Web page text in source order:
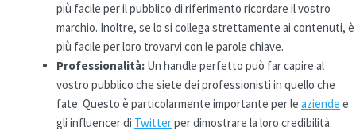
più facile per il pubblico di riferimento ricordare il vostro
marchio. Inoltre, se lo si collega strettamente ai contenuti, è
più facile per loro trovarvi con le parole chiave.
Professionalità: Un handle perfetto può far capire al
vostro pubblico che siete dei professionisti in quello che
fate. Questo è particolarmente importante per le aziende e
gli influencer di Twitterper dimostrare la loro credibilità.